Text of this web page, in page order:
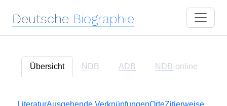
Deutsche Biographie
Übersicht NDB ADB NDB-online
LiteraturAusgehende VerknüpfungenOrteZitierweise